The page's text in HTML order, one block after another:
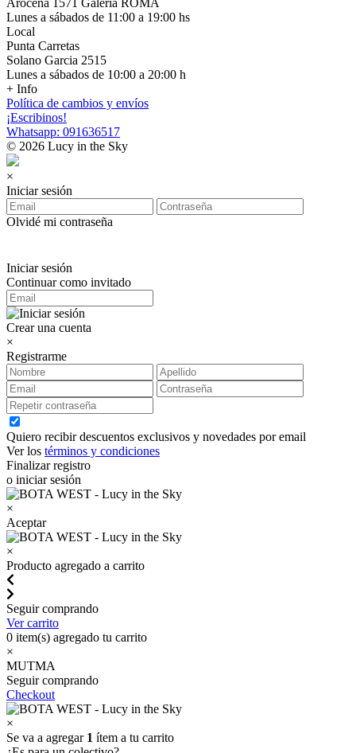
Arocena 1571 Galería ROMA
Lunes a sábados de 11:00 a 19:00 hs
Local
Punta Carretas
Solano Garcia 2515
Lunes a sábados de 10:00 a 20:00 h
+ Info
Política de cambios y envíos
¡Escribinos!
Whatsapp: 091636517
© 2026 Lucy in the Sky
×
Iniciar sesión
Olvidé mi contraseña
Iniciar sesión
Continuar como invitado
Crear una cuenta
×
Registrarme
Quiero recibir descuentos exclusivos y novedades por email
Ver los términos y condiciones
Finalizar registro
o iniciar sesión
×
Aceptar
×
Producto agregado a carrito
Seguir comprando
Ver carrito
0 item(s) agregado tu carrito
×
MUTMA
Seguir comprando
Checkout
×
Se va a agregar 1 ítem a tu carrito